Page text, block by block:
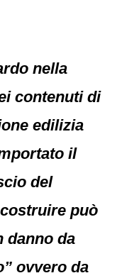
nella
contenuti di
edilizia
il
del
può
danno da
ovvero da